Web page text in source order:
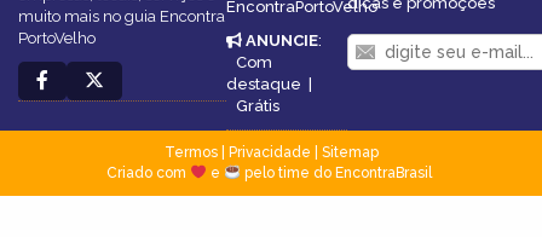
muito mais no guia Encontra
PortoVelho
EncontraPortoVelho
ANUNCIE:
Com
destaque |
Grátis
Termos| Privacidade
Sitemap
Criado com
e pelo time do EncontraBrasil